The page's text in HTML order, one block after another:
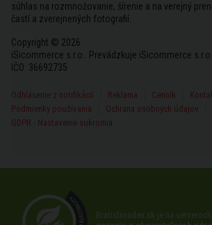
súhlas na rozmnožovanie, šírenie a na verejný
častí a zverejnených fotografií.
Copyright © 2026
iSicommerce s.r.o.. Prevádzkuje iSicommerce
IČO: 36692735
Odhlásenie z notifikácií Reklama Cenník
Podmienky používania
Ochrana osobných údajov
GDPR - Nastavenie sukromia
Bratislavaden.sk je na